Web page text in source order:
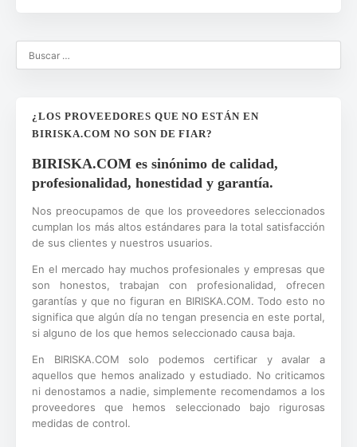
¿LOS PROVEEDORES QUE NO ESTÁN EN
BIRISKA.COM NO SON DE FIAR?
BIRISKA.COM es sinónimo de calidad,
profesionalidad, honestidad y garantía.
Nos preocupamos de que los proveedores seleccionados
cumplan los más altos estándares para la total satisfacción
de sus clientes y nuestros usuarios.
En el mercado hay muchos profesionales y empresas que
son honestos, trabajan con profesionalidad, ofrecen
garantías y que no figuran en BIRISKA.COM. Todo esto no
significa que algún día no tengan presencia en este portal,
si alguno de los que hemos seleccionado causa baja.
En BIRISKA.COM solo podemos certificar y avalar a
aquellos que hemos analizado y estudiado. No criticamos
ni denostamos a nadie, simplemente recomendamos a los
proveedores que hemos seleccionado bajo rigurosas
medidas de control.